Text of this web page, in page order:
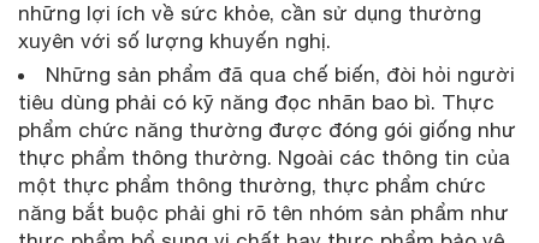
những lợi ích về sức khỏe, cần sử dụng thường
xuyên với số lượng khuyến nghị.
Những sản phẩm đã qua chế biến, đòi hỏi người
tiêu dùng phải có kỹ năng đọc nhãn bao bì. Thực
phẩm chức năng thường được đóng gói giống như
thực phẩm thông thường. Ngoài các thông tin của
một thực phẩm thông thường, thực phẩm chức
năng bắt buộc phải ghi rõ tên nhóm sản phẩm như